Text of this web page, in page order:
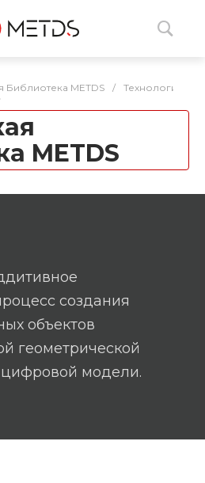
Библиотека METDS / Технологии ИБ
METDS
создания
объектов
геометрической
модели.